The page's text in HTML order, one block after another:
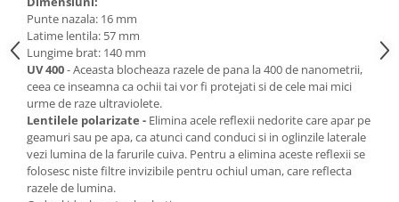
Punte nazala: 16 mm
Latime lentila: 57 mm
Lungime brat: 140 mm
UV 400- Aceasta blocheaza razele de pana la 400 de nanometrii,
ceea ce inseamna ca ochii tai vor fi protejati si de cele mai mici
urme de raze ultraviolete.
Lentilele polarizate - Elimina acele reflexii nedorite care apar pe
geamuri sau pe apa, ca atunci cand conduci si in oglinzile laterale
vezi lumina de la farurile cuiva. Pentru a elimina aceste reflexii se
folosesc niste filtre invizibile pentru ochiul uman, care reflecta
razele de lumina.